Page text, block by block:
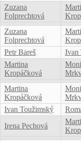
Zuzana
Folprechtová
Zuzana
Folprechtová
Petr Bareš
Ivan
Martina
Kropáčková
Martina
Kropáčková
Ivan Toužimský
Irena Pechová